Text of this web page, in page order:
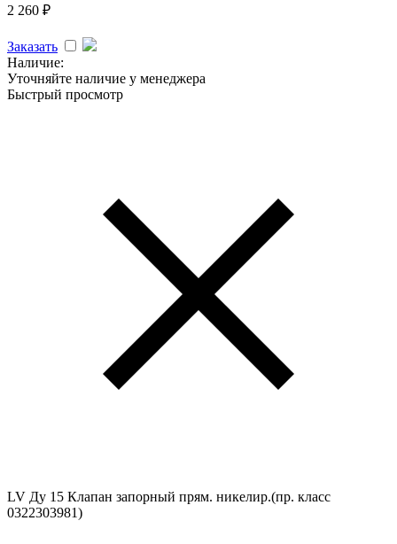
2 260 ₽
Заказать
Наличие:
Уточняйте наличие у менеджера
Быстрый просмотр
LV Ду 15 Клапан запорный прям. никелир.(пр. класс
0322303981)